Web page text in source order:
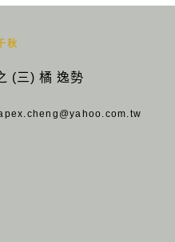
秋
(三) 橘 逸勢